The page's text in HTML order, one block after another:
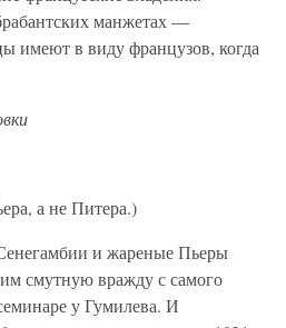
манжетах —
имеют в виду французов, когда
а не Питера.)
и жареные Пьеры
смутную вражду с самого
у Гумилева. И